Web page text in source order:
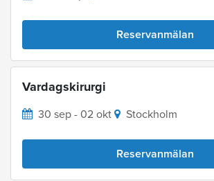
Reservanmälan
Vardagskirurgi
30 sep - 02 okt Stockholm
Reservanmälan